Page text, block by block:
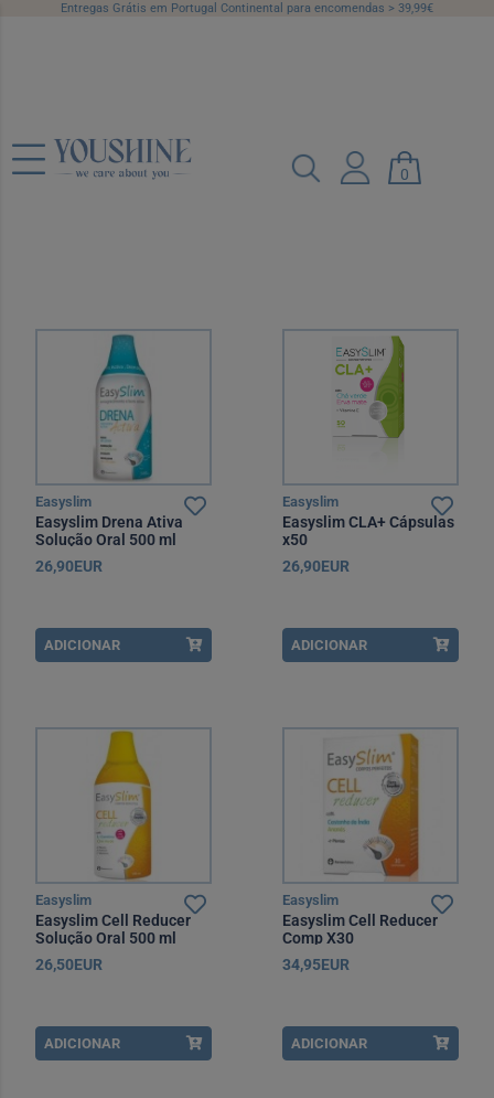
Entregas Grátis em Portugal Continental para encomendas > 39,99€
0
Celulite
Easyslim
Easyslim Drena Ativa
Solução Oral 500 ml
26,90EUR
ADICIONAR
Easyslim
Easyslim CLA+ Cápsulas
x50
26,90EUR
ADICIONAR
Easyslim
Easyslim Cell Reducer
Solução Oral 500 ml
26,50EUR
ADICIONAR
Easyslim
Easyslim Cell Reducer
Comp X30
34,95EUR
ADICIONAR